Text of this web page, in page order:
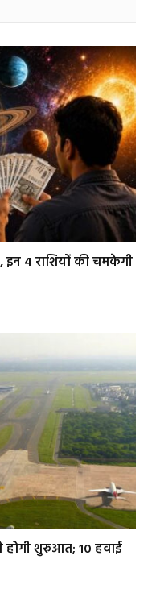
इन 4 राशियों की चमकेगी
होगी शुरुआत; 10 हवाई